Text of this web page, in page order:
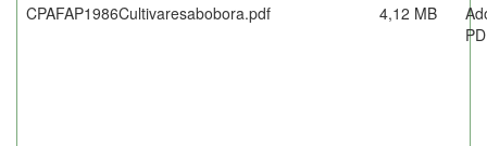
CPAFAP1986Cultivaresabobora.pdf
4,12 MB